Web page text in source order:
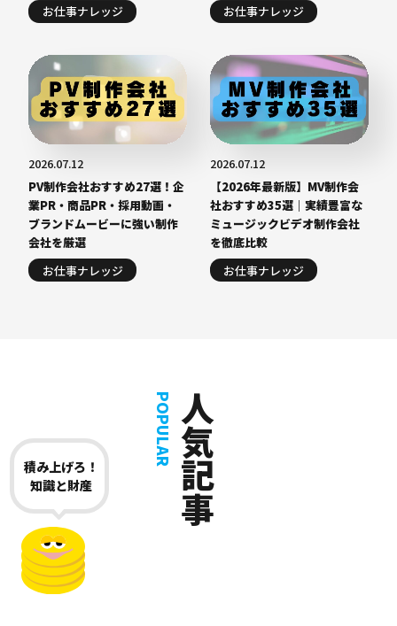
お仕事ナレッジ
お仕事ナレッジ
2026.07.12
PV制作会社おすすめ27選！企
業PR・商品PR・採用動画・
ブランドムービーに強い制作
会社を厳選
お仕事ナレッジ
2026.07.12
【2026年最新版】MV制作会
社おすすめ35選｜実績豊富な
ミュージックビデオ制作会社
を徹底比較
お仕事ナレッジ
人気記事
POPULAR
積み上げろ！
知識と財産